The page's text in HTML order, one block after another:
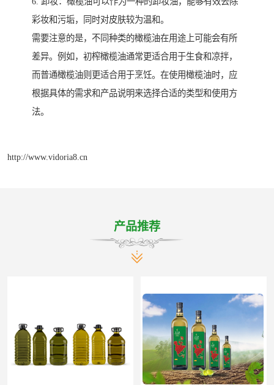
彩妆和污垢，同时对皮肤较为温和。
需要注意的是，不同种类的橄榄油在用途上可能会有所
差异。例如，初榨橄榄油通常更适合用于生食和凉拌，
而普通橄榄油则更适合用于烹饪。在使用橄榄油时，应
根据具体的需求和产品说明来选择合适的类型和使用方
法。
http://www.vidoria8.cn
产品推荐